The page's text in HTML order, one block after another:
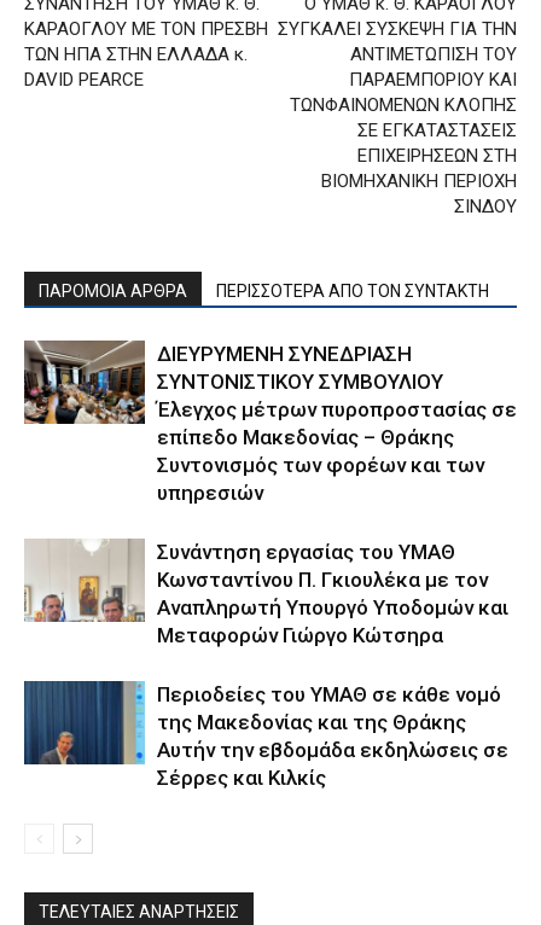
ΚΑΡΑΟΓΛΟΥ ΜΕ ΤΟΝ ΠΡΕΣΒΗ
ΤΩΝ ΗΠΑ ΣΤΗΝ ΕΛΛΑΔΑ κ.
DAVID PEARCE
ΣΥΓΚΑΛΕΙ ΣΥΣΚΕΨΗ ΓΙΑ ΤΗΝ
ΑΝΤΙΜΕΤΩΠΙΣΗ ΤΟΥ
ΠΑΡΑΕΜΠΟΡΙΟΥ ΚΑΙ
ΤΩΝΦΑΙΝΟΜΕΝΩΝ ΚΛΟΠΗΣ
ΣΕ ΕΓΚΑΤΑΣΤΑΣΕΙΣ
ΕΠΙΧΕΙΡΗΣΕΩΝ ΣΤΗ
ΒΙΟΜΗΧΑΝΙΚΗ ΠΕΡΙΟΧΗ
ΣΙΝΔΟΥ
ΠΑΡΟΜΟΙΑ ΑΡΘΡΑ ΠΕΡΙΣΣΟΤΕΡΑ ΑΠΟ ΤΟΝ ΣΥΝΤΑΚΤΗ
ΔΙΕΥΡΥΜΕΝΗ ΣΥΝΕΔΡΙΑΣΗ
ΣΥΝΤΟΝΙΣΤΙΚΟΥ ΣΥΜΒΟΥΛΙΟΥ
Έλεγχος μέτρων πυροπροστασίας σε
επίπεδο Μακεδονίας – Θράκης
Συντονισμός των φορέων και των
υπηρεσιών
Συνάντηση εργασίας του ΥΜΑΘ
Κωνσταντίνου Π. Γκιουλέκα με τον
Αναπληρωτή Υπουργό Υποδομών και
Μεταφορών Γιώργο Κώτσηρα
Περιοδείες του ΥΜΑΘ σε κάθε νομό
της Μακεδονίας και της Θράκης
Αυτήν την εβδομάδα εκδηλώσεις σε
Σέρρες και Κιλκίς
ΤΕΛΕΥΤΑΙΕΣ ΑΝΑΡΤΗΣΕΙΣ